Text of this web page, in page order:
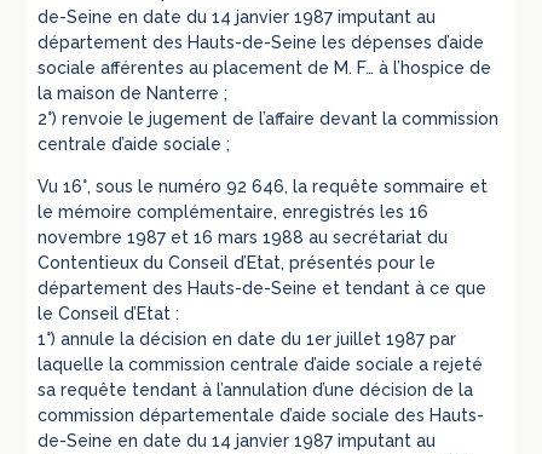
de-Seine en date du 14 janvier 1987 imputant au
département des Hauts-de-Seine les dépenses d’aide
sociale afférentes au placement de M. F… à l’hospice de
la maison de Nanterre ;
2°) renvoie le jugement de l’affaire devant la commission
centrale d’aide sociale ;
Vu 16°, sous le numéro 92 646, la requête sommaire et
le mémoire complémentaire, enregistrés les 16
novembre 1987 et 16 mars 1988 au secrétariat du
Contentieux du Conseil d’Etat, présentés pour le
département des Hauts-de-Seine et tendant à ce que
le Conseil d’Etat :
1°) annule la décision en date du 1er juillet 1987 par
laquelle la commission centrale d’aide sociale a rejeté
sa requête tendant à l’annulation d’une décision de la
commission départementale d’aide sociale des Hauts-
de-Seine en date du 14 janvier 1987 imputant au